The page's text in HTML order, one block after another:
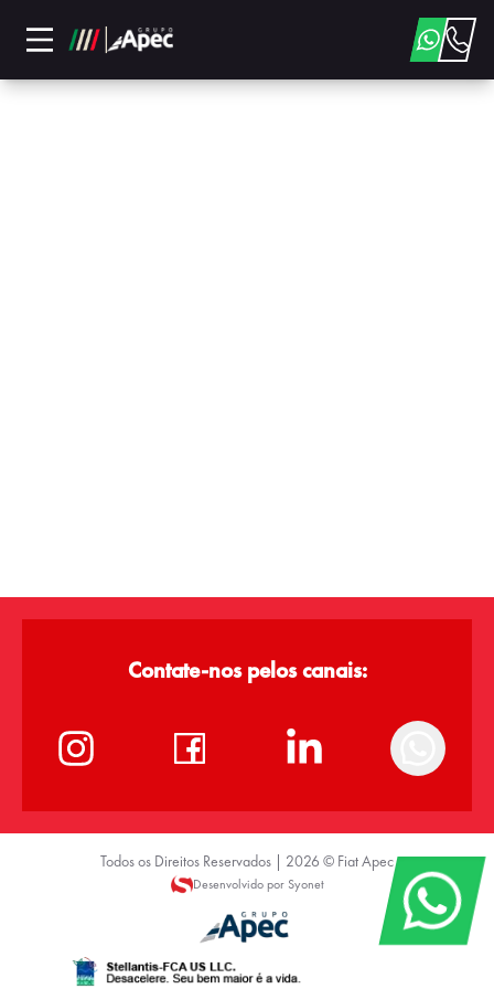
Contate-nos pelos canais:
Todos os Direitos Reservados | 2026 © Fiat Apec
Desenvolvido por Syonet